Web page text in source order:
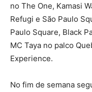
no The One, Kamasi
Refugi e São Paulo
Paulo Square, Black
MC Taya no palco
Experience.
No fim de semana